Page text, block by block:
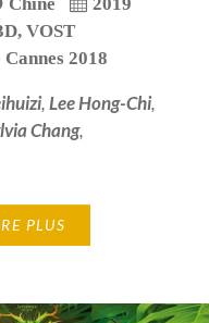
,VOST
2018
,Lee Hong-Chi,
Chang,
PLUS